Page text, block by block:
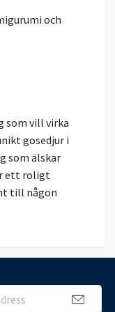
och
som vill virka
gosedjur i
som älskar
ett roligt
till någon